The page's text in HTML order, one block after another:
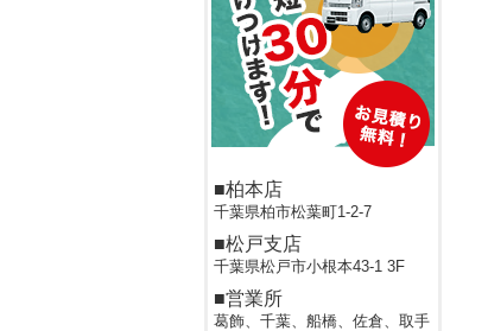
■柏本店
千葉県柏市松葉町1-2-7
■松戸支店
千葉県松戸市小根本43-1 3F
■営業所
葛飾、千葉、船橋、佐倉、取手